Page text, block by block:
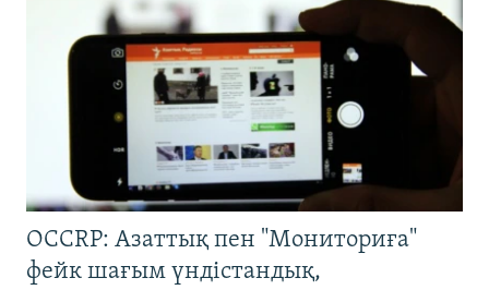
OCCRP: Азаттық пен "Мониториға"
фейк шағым үндістандық,